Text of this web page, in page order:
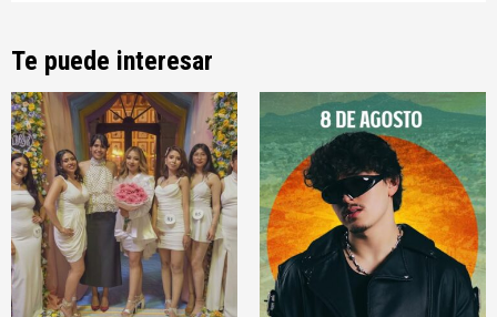
Te puede interesar